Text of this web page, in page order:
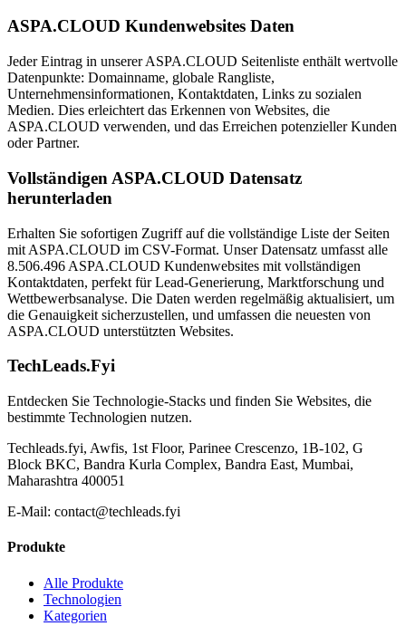
ASPA.CLOUD Kundenwebsites Daten
Jeder Eintrag in unserer ASPA.CLOUD Seitenliste enthält wertvolle
Datenpunkte: Domainname, globale Rangliste,
Unternehmensinformationen, Kontaktdaten, Links zu sozialen
Medien. Dies erleichtert das Erkennen von Websites, die
ASPA.CLOUD verwenden, und das Erreichen potenzieller Kunden
oder Partner.
Vollständigen ASPA.CLOUD Datensatz
herunterladen
Erhalten Sie sofortigen Zugriff auf die vollständige Liste der Seiten
mit ASPA.CLOUD im CSV-Format. Unser Datensatz umfasst alle
8.506.496 ASPA.CLOUD Kundenwebsites mit vollständigen
Kontaktdaten, perfekt für Lead-Generierung, Marktforschung und
Wettbewerbsanalyse. Die Daten werden regelmäßig aktualisiert, um
die Genauigkeit sicherzustellen, und umfassen die neuesten von
ASPA.CLOUD unterstützten Websites.
TechLeads.Fyi
Entdecken Sie Technologie‑Stacks und finden Sie Websites, die
bestimmte Technologien nutzen.
Techleads.fyi, Awfis, 1st Floor, Parinee Crescenzo, 1B-102, G
Block BKC, Bandra Kurla Complex, Bandra East, Mumbai,
Maharashtra 400051
E‑Mail: contact@techleads.fyi
Produkte
Alle Produkte
Technologien
Kategorien